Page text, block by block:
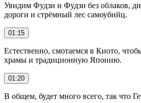
Увидим Фудзи и Фудзи без облаков,
дороги и стрёмный лес самоубийц.
01:15
Естественно, смотаемся в Киото,
храмы и традиционную Японию.
01:20
В общем, будет много всего, так что